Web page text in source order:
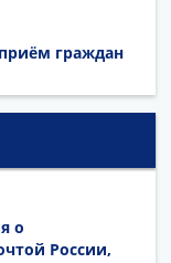
граждан
о
России,